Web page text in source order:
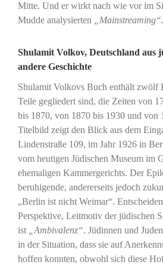
Mitte. Und er wirkt nach wie vor im
Mudde analysierten
„Mainstreaming“.
Shulamit Volkov, Deutschland aus
andere Geschichte
Shulamit Volkovs Buch enthält zwölf
Teile gegliedert sind, die Zeiten von
bis 1870, von 1870 bis 1930 und von
Titelbild zeigt den Blick aus dem
Lindenstraße 109, im Jahr 1926 in
vom heutigen Jüdischen Museum im
ehemaligen Kammergerichts. Der
beruhigende, andererseits jedoch
„Berlin ist nicht Weimar“.
Perspektive, Leitmotiv der jüdischen
ist
„Ambivalenz“. Jüdinnen und
in der Situation, dass sie auf
hoffen konnten, obwohl sich diese